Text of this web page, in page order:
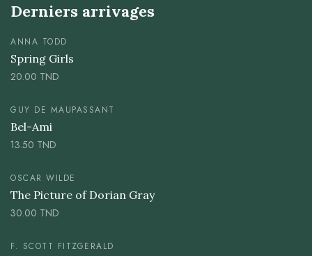
Derniers arrivages
ANNA TODD
Spring Girls
20.00 TND
GUY DE MAUPASSANT
Bel-Ami
13.50 TND
OSCAR WILDE
The Picture of Dorian Gray
30.00 TND
F. SCOTT FITZGERALD